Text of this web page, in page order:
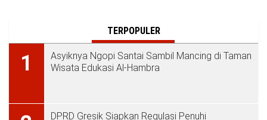
TERPOPULER
1
Asyiknya Ngopi Santai Sambil Mancing di Taman
Wisata Edukasi Al-Hambra
DPRD Gresik Siapkan Regulasi Penuhi